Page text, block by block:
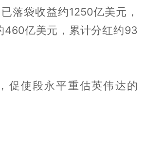
落袋收益约1250亿美元，
460亿美元，累计分红约93
促使段永平重估英伟达的